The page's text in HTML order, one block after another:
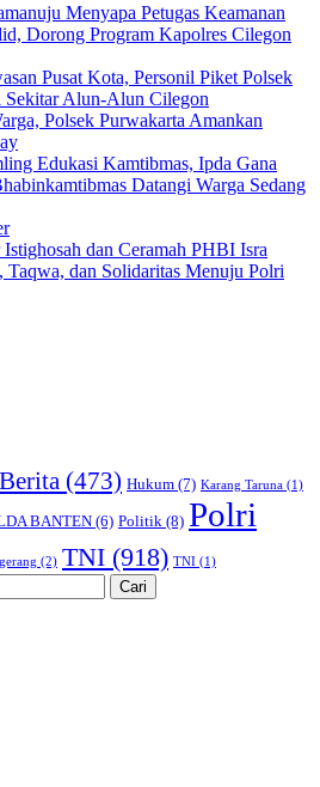
Menyapa Petugas Keamanan
Dorong Program Kapolres Cilegon
Pusat Kota, Personil Piket Polsek
Sekitar Alun-Alun Cilegon
Polsek Purwakarta Amankan
Edukasi Kamtibmas, Ipda Gana
Datangi Warga Sedang
dan Ceramah PHBI Isra
Taqwa, dan Solidaritas Menuju Polri
Berita (473) Hukum (7) Karang Taruna (1)
BANTEN (6) Politik (8) Polri
(2) TNI (918) TNI (1)